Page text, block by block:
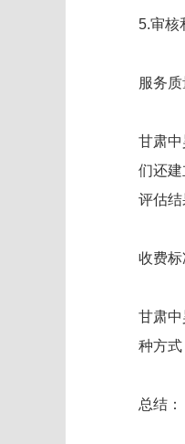
5.审核
服务质
甘肃
们还
评估结
收费标
甘肃
种方式
总结：